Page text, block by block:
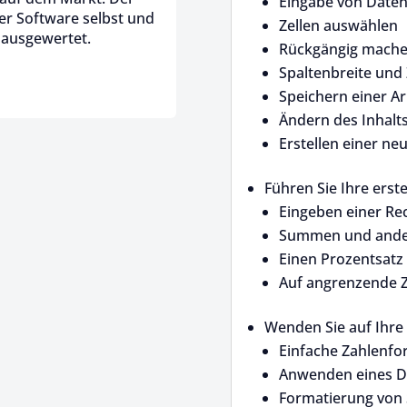
Software selbst und
Zellen auswählen
Rückgängig
Spaltenbreite und
Speichern einer
Ändern des
Erstellen einer
Führen Sie Ihre
Eingeben einer
Summen und
Einen
Auf angrenzende
Wenden Sie auf
Einfache
Anwenden eines
Formatierung